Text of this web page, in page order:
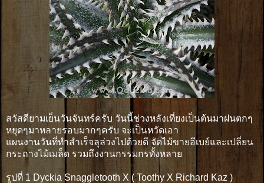
สวัสดียามเย็นวันจันทร์ครับ วันนี้ช่วงหลังเที่ยงเป็นต้นมาฝนตกๆ
หยุดๆมาหลายรอบมากๆครับ จะเป็นหวัดเอา
แผนงานวันที่ทำสำเร็จลุล่วงไปด้วยดี จัดไม้ขายอีเบย์และเปลี่ยน
กระถางไม้เมล็ด รวมถึงงานกรรมกรทั้งหลาย
รูปที่ 1 Dyckia Snaggletooth X ( Toothy X Richard Kaz )